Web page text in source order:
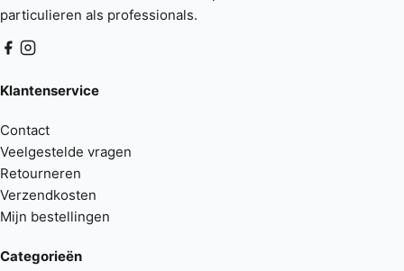
particulieren als professionals.
Klantenservice
Contact
Veelgestelde vragen
Retourneren
Verzendkosten
Mijn bestellingen
Categorieën